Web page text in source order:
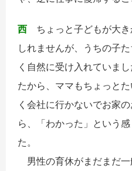
西 ちょっと子どもが大き
しれませんが、うちの子
く自然に受け入れていま
たから、ママもちょっと
く会社に行かないでお家
ら、「わかった」という
た。
男性の育休がまだまだ